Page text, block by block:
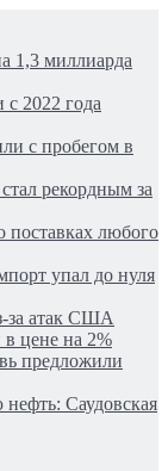
1,3 миллиарда
2022 года
с пробегом в
рекордным за
поставках любого
упал до нуля
за атак США
цене на 2%
предложили
Саудовская